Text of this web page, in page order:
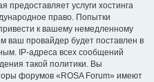
предоставляет услуги хостинга
право. Попытки
к вашему немедленному
ваш провайдер будет поставлен в
IP-адреса всех сообщений
такой политики. Вы
форумов «ROSA Forum» имеют